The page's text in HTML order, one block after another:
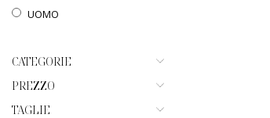
UOMO
CATEGORIE
PREZZO
TAGLIE